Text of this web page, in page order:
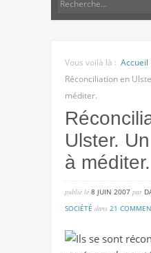
Vous voilà là : Accueil
Réconciliation en
méditer.
Ulster.
à méditer.
publié lé 8 JUIN 2007 par
SOCIÉTÉ dans 21
Ils se sont